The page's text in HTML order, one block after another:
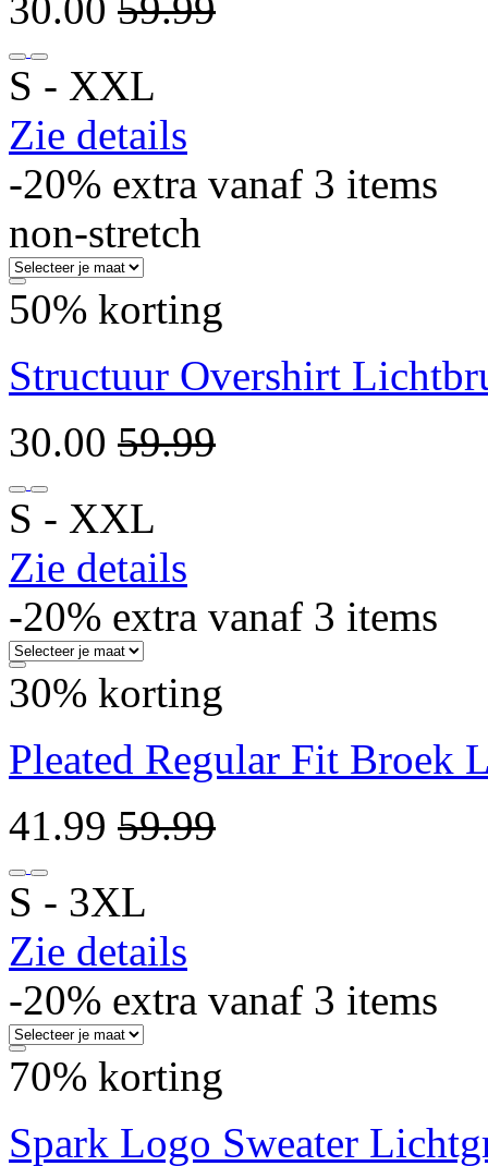
S ‐ XXL
Zie details
-20% extra vanaf 3 items
non-stretch
50% korting
Structuur Overshirt
30.00 59.99
S ‐ XXL
Zie details
-20% extra vanaf 3 items
30% korting
Pleated Regular Fit Broek
41.99 59.99
S ‐ 3XL
Zie details
-20% extra vanaf 3 items
70% korting
Spark Logo Sweater